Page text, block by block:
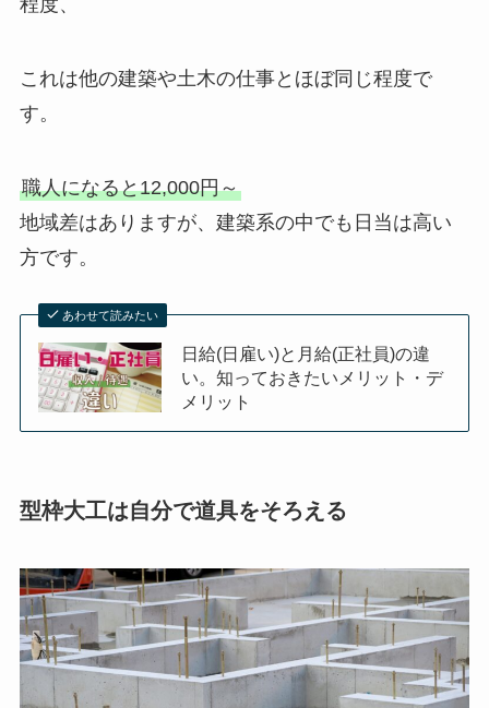
程度、
これは他の建築や土木の仕事とほぼ同じ程度で
す。
職人になると12,000円～
地域差はありますが、建築系の中でも日当は高い
方です。
あわせて読みたい
日給(日雇い)と月給(正社員)の違
い。知っておきたいメリット・デ
メリット
型枠大工は自分で道具をそろえる